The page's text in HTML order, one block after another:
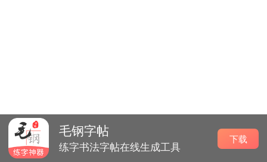
毛钢字帖
练字书法字帖在线生成工具
下载